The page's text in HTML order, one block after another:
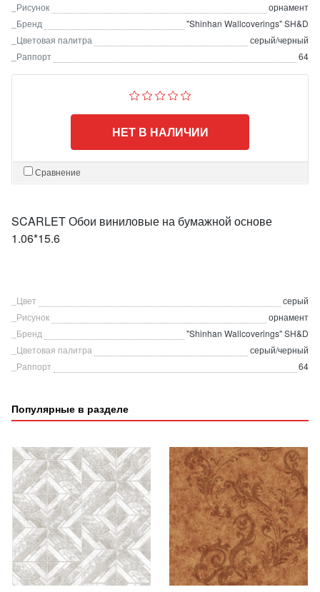
_Рисунок
орнамент
_Бренд
"Shinhan Wallcoverings" SH&D
_Цветовая палитра
серый/черный
_Раппорт
64
НЕТ В НАЛИЧИИ
Сравнение
SCARLET Обои виниловые на бумажной основе
1.06*15.6
_Цвет
серый
_Рисунок
орнамент
_Бренд
"Shinhan Wallcoverings" SH&D
_Цветовая палитра
серый/черный
_Раппорт
64
Популярные в разделе